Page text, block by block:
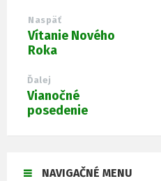
Naspäť
Vítanie Nového
Roka
Ďalej
Vianočné
posedenie
NAVIGAČNÉ MENU